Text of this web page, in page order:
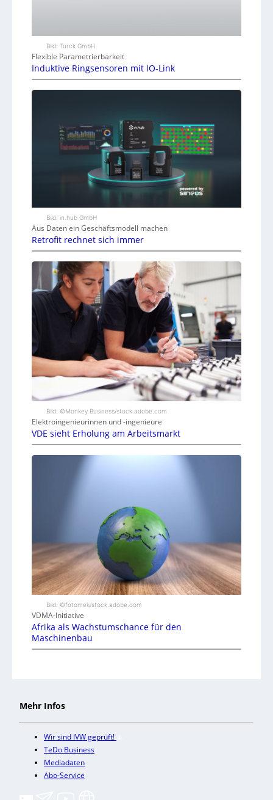
Bild: Turck GmbH
Flexible Parametrierbarkeit
Induktive Ringsensoren mit IO-Link
Bild: in.hub GmbH
Aus Daten ein Geschäftsmodell machen
Retrofit rechnet sich immer
Bild: ©Monkey Business/stock.adobe.com
Elektroingenieurinnen und -ingenieure
VDE sieht Erholung am Arbeitsmarkt
Bild: ©fotomek/stock.adobe.com
VDMA-Initiative
Afrika als Wachstumschance für den
Maschinenbau
Mehr Infos
Wir sind IVW geprüft!
TeDo Business
Mediadaten
Abo-Service